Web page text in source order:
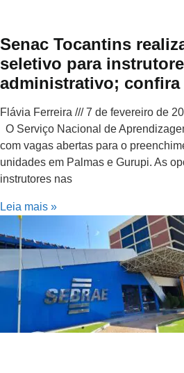
Senac Tocantins
seletivo para
administrativo;
Flávia Ferreira
7 de fevereiro de
O Serviço Nacional de
com vagas abertas para o
unidades em Palmas e Gurupi. As
instrutores nas
Leia mais »